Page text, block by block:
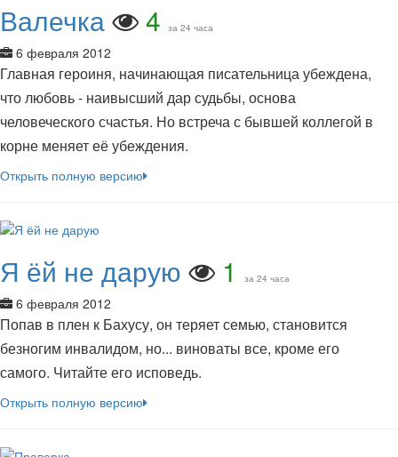
Валечка 4 за 24 часа
6 февраля 2012
Главная героиня, начинающая писательница убеждена,
что любовь - наивысший дар судьбы, основа
человеческого счастья. Но встреча с бывшей коллегой в
корне меняет её убеждения.
Открыть полную версию
Я ёй не дарую 1 за 24 часа
6 февраля 2012
Попав в плен к Бахусу, он теряет семью, становится
безногим инвалидом, но... виноваты все, кроме его
самого. Читайте его исповедь.
Открыть полную версию